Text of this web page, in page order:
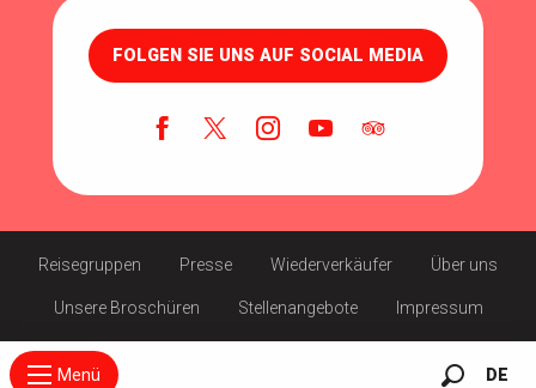
Menü DE
FOLGEN SIE UNS AUF SOCIAL MEDIA
Reisegruppen Presse Wiederverkäufer Über uns
Unsere Broschüren Stellenangebote Impressum